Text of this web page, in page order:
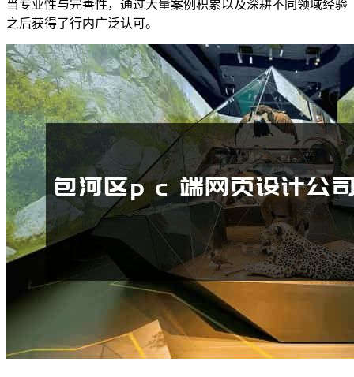
当专业性与完善性，通过大量案例积累以及深耕不同领域经验
之后获得了行内广泛认可。